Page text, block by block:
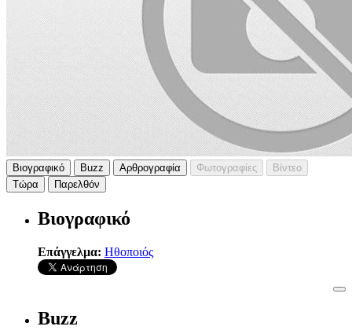
Βιογραφικό Buzz Αρθρογραφία Φωτογραφίες
Βίντεο
Τώρα
Παρελθόν
Βιογραφικό
Επάγγελμα: Ηθοποιός
Buzz